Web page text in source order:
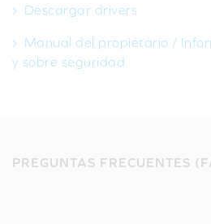
Descargar drivers
Manual del propietario /
y sobre seguridad
PREGUNTAS FRECUENTES